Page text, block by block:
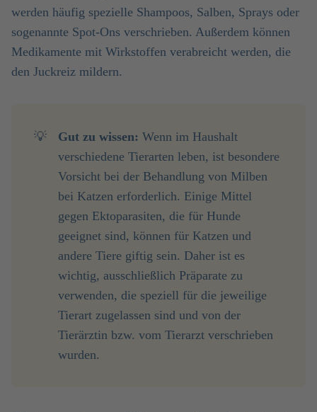
werden häufig spezielle Shampoos, Salben, Sprays oder
sogenannte Spot-Ons verschrieben. Außerdem können
Medikamente mit Wirkstoffen verabreicht werden, die
den Juckreiz mildern.
💡 Gut zu wissen: Wenn im Haushalt
verschiedene Tierarten leben, ist besondere
Vorsicht bei der Behandlung von Milben
bei Katzen erforderlich. Einige Mittel
gegen Ektoparasiten, die für Hunde
geeignet sind, können für Katzen und
andere Tiere giftig sein. Daher ist es
wichtig, ausschließlich Präparate zu
verwenden, die speziell für die jeweilige
Tierart zugelassen sind und von der
Tierärztin bzw. vom Tierarzt verschrieben
wurden.